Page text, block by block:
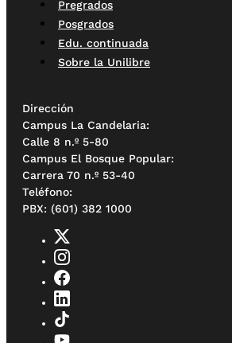
Pregrados
Posgrados
Edu. continuada
Sobre la Unilibre
Dirección
Campus La Candelaria:
Calle 8 n.º 5-80
Campus El Bosque Popular:
Carrera 70 n.º 53-40
Teléfono:
PBX: (601) 382 1000